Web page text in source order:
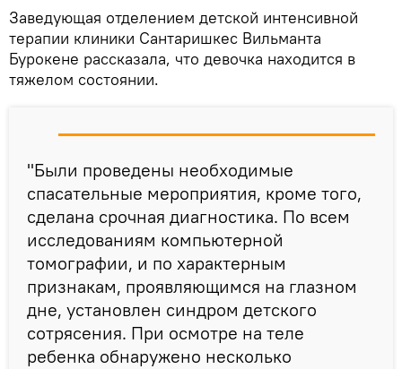
Заведующая отделением детской интенсивной
терапии клиники Сантаришкес Вильманта
Бурокене рассказала, что девочка находится в
тяжелом состоянии.
"Были проведены необходимые
спасательные мероприятия, кроме того,
сделана срочная диагностика. По всем
исследованиям компьютерной
томографии, и по характерным
признакам, проявляющимся на глазном
дне, установлен синдром детского
сотрясения. При осмотре на теле
ребенка обнаружено несколько